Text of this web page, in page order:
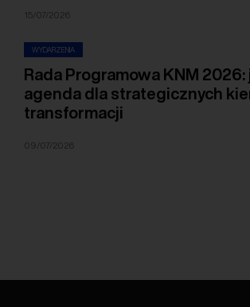
15/07/2026
WYDARZENIA
Rada Programowa KNM 2026:
agenda dla strategicznych
transformacji
09/07/2026